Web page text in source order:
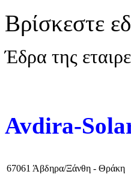
Βρίσκεστε
Έδρα της
Avdira-
67061 Άβδηρα/Ξάνθη - Θράκη